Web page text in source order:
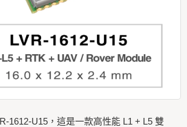
1612-U15，這是一款高性能 L1 + L5 雙